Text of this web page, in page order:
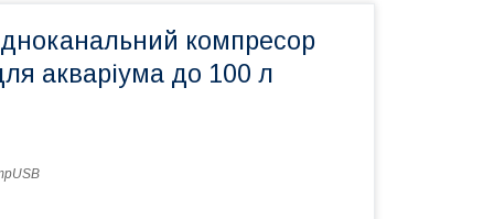
компресор
акваріума до 100 л